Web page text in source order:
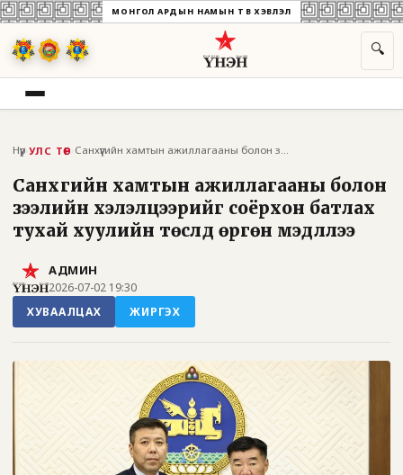
МОНГОЛ АРДЫН НАМЫН ТӨВ ХЭВЛЭЛ
🔍
Нүүр УЛС ТӨР Санхүүгийн хамтын ажиллагааны болон зээл...
Санхүүгийн хамтын ажиллагааны болон
зээлийн хэлэлцээрийг соёрхон батлах
тухай хуулийн төслүүд өргөн мэдүүллээ
АДМИН
2026-07-02 19:30
ХУВААЛЦАХ
ЖИРГЭХ